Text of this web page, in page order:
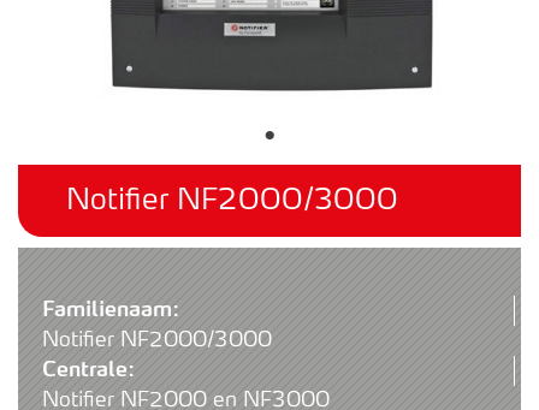
Familienaam:
Notifier NF2000/3000
Centrale:
Notifier NF2000 en NF3000
Notifier NF2000/3000